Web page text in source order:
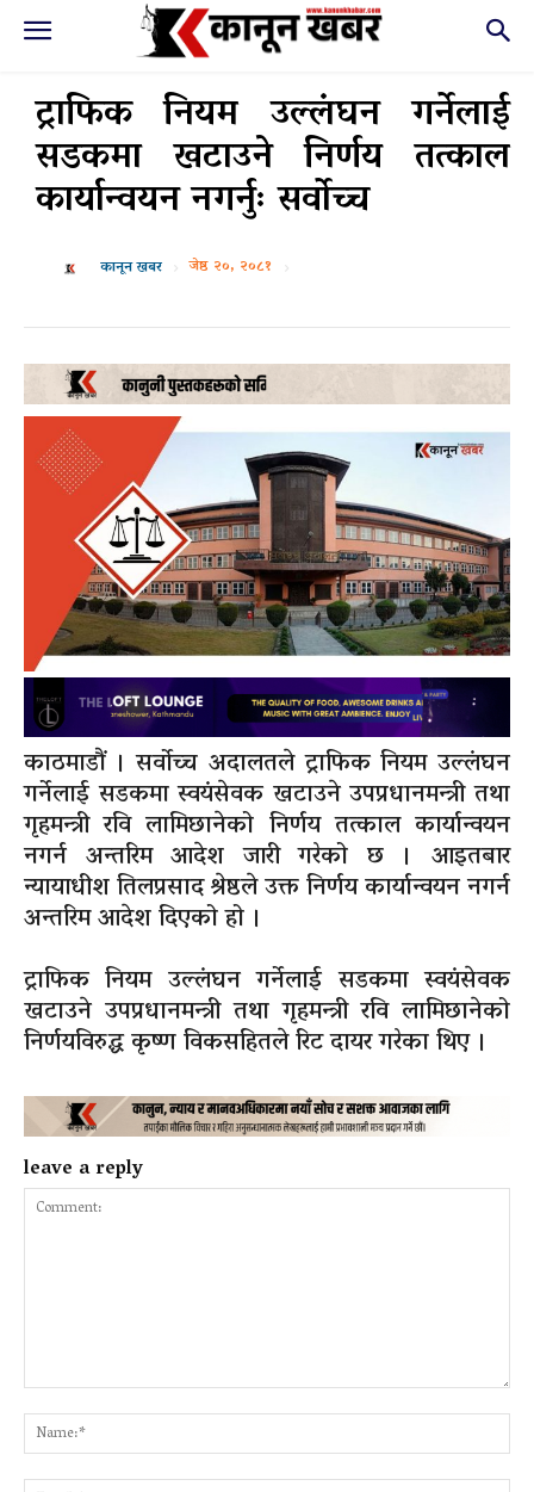
ट्राफिक नियम उल्लंघन गर्नेलाई
सडकमा खटाउने निर्णय तत्काल
कार्यान्वयन नगर्नुः सर्वाेच्च
कानून खबर जेष्ठ २०, २०८१
काठमाडौं । सर्वोच्च अदालतले ट्राफिक नियम उल्लंघन
गर्नेलाई सडकमा स्वयंसेवक खटाउने उपप्रधानमन्त्री तथा
गृहमन्त्री रवि लामिछानेको निर्णय तत्काल कार्यान्वयन
नगर्न अन्तरिम आदेश जारी गरेको छ । आइतबार
न्यायाधीश तिलप्रसाद श्रेष्ठले उक्त निर्णय कार्यान्वयन नगर्न
अन्तरिम आदेश दिएको हो ।
ट्राफिक नियम उल्लंघन गर्नेलाई सडकमा स्वयंसेवक
खटाउने उपप्रधानमन्त्री तथा गृहमन्त्री रवि लामिछानेको
निर्णयविरुद्ध कृष्ण विकसहितले रिट दायर गरेका थिए ।
leave a reply